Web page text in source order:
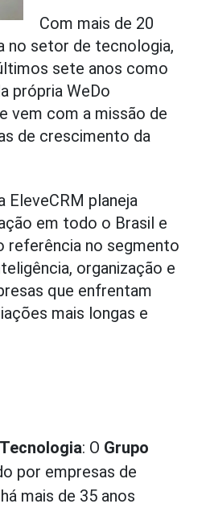
Com mais de 20
no setor de tecnologia,
sete anos como
própria WeDo
vem com a missão de
de crescimento da
EleveCRM planeja
em todo o Brasil e
referência no segmento
organização e
que enfrentam
mais longas e
Tecnologia: O Grupo
por empresas de
mais de 35 anos